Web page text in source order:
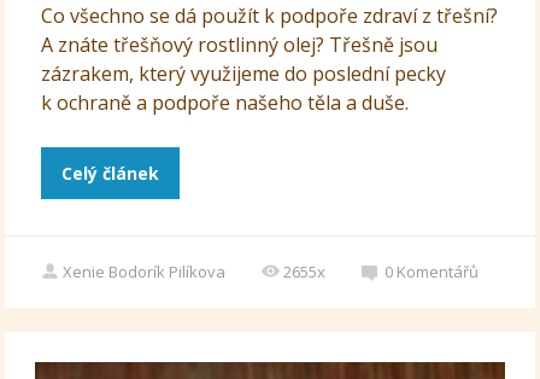
Co všechno se dá použít k podpoře zdraví z třešní?
A znáte třešňový rostlinný olej? Třešně jsou
zázrakem, který využijeme do poslední pecky
k ochraně a podpoře našeho těla a duše.
Celý článek
Xenie Bodorík Pilíkova 2655x 0 Komentářů